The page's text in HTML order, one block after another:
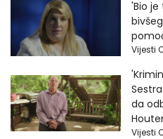
'Bio
Vijesti
da
Vijesti